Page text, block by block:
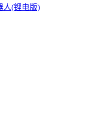
人(锂电版)